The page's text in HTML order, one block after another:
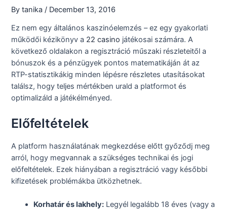
Bytanika / December 13, 2016
Ez nem egy általános kaszinóelemzés – ez egy gyakorlati
működői kézikönyv a 22 casino játékosai számára. A
következő oldalakon a regisztráció műszaki részleteitől a
bónuszok és a pénzügyek pontos matematikáján át az
RTP-statisztikákig minden lépésre részletes utasításokat
találsz, hogy teljes mértékben urald a platformot és
optimalizáld a játékélményed.
Előfeltételek
A platform használatának megkezdése előtt győződj meg
arról, hogy megvannak a szükséges technikai és jogi
előfeltételek. Ezek hiányában a regisztráció vagy későbbi
kifizetések problémákba ütközhetnek.
Korhatár és lakhely: Legyél legalább 18 éves (vagy a